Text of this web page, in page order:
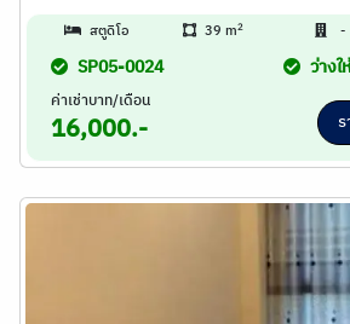
สตูดิโอ 39 m2 -
SP05-0024 ว่างใ
ค่าเช่าบาท/เดือน
16,000.-